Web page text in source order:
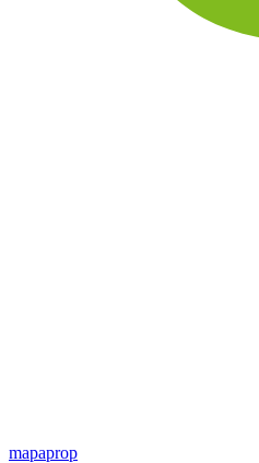
mapaprop